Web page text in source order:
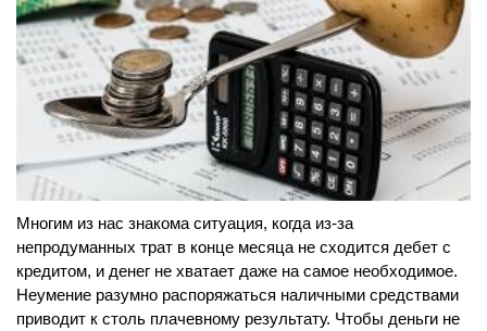
Многим из нас знакома ситуация, когда из-за
непродуманных трат в конце месяца не сходится дебет с
кредитом, и денег не хватает даже на самое необходимое.
Неумение разумно распоряжаться наличными средствами
приводит к столь плачевному результату. Чтобы деньги не